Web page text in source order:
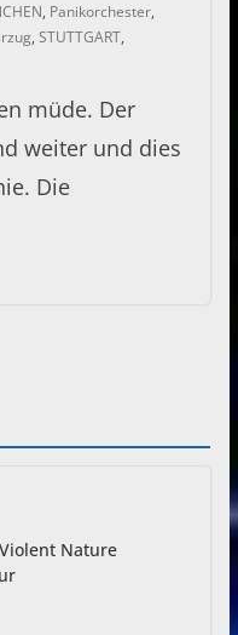
, Panikorchester,
, STUTTGART,
müde. Der
weiter und dies
Die
Europa-